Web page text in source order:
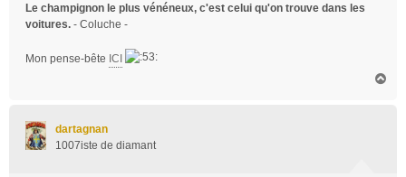
Le champignon le plus vénéneux, c'est celui qu'on trouve dans les
voitures. - Coluche -
Mon pense-bête ICI
dartagnan
1007iste de diamant